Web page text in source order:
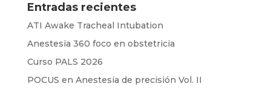
Entradas recientes
ATI Awake Tracheal Intubation
Anestesia 360 foco en obstetricia
Curso PALS 2026
POCUS en Anestesia de precisión Vol. II